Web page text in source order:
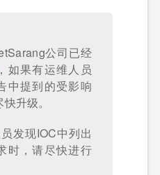
公司已经
，如果有运维人员
中提到的受影响
升级。
发现IOC中列出
时，请尽快进行